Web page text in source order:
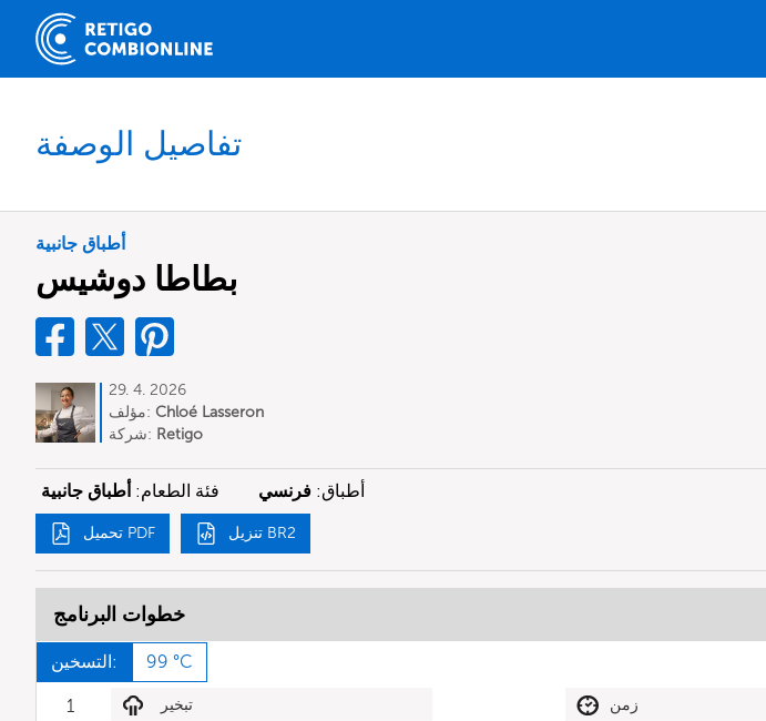
تفاصيل الوصفة
أطباق جانبية
بطاطا دوشيس
29. 4. 2026
مؤلف: Chloé Lasseron
شركة: Retigo
فئة الطعام: أطباق جانبية أطباق: فرنسي
تحميل PDF تنزيل BR2
خطوات البرنامج
التسخين: 99 °C
1 تبخير زمن